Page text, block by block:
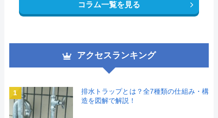
コラム一覧を見る
アクセスランキング
1
排水トラップとは？全7種類の仕組み・構
造を図解で解説！